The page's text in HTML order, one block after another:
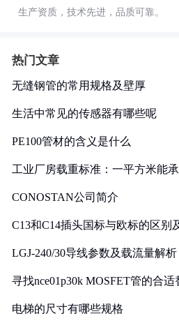
生产资质，技术先进，品质可靠。
热门文章
无缝钢管的常用规格及壁厚
生活中常见的传感器有哪些呢
PE100管材的含义是什么
工业厂房载重标准：一平方米能
CONOSTAN公司简介
C13和C14插头国标与欧标的区别
LGJ-240/30导线参数及载流量解析
寻找nce01p30k MOSFET管的合
电梯的尺寸有哪些规格